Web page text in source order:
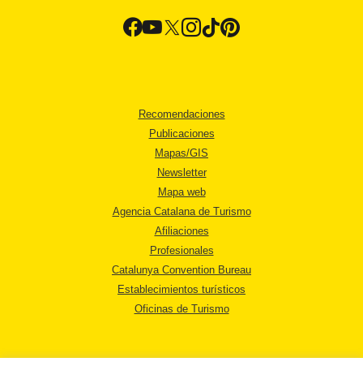
Recomendaciones
Publicaciones
Mapas/GIS
Newsletter
Mapa web
Agencia Catalana de Turismo
Afiliaciones
Profesionales
Catalunya Convention Bureau
Establecimientos turísticos
Oficinas de Turismo